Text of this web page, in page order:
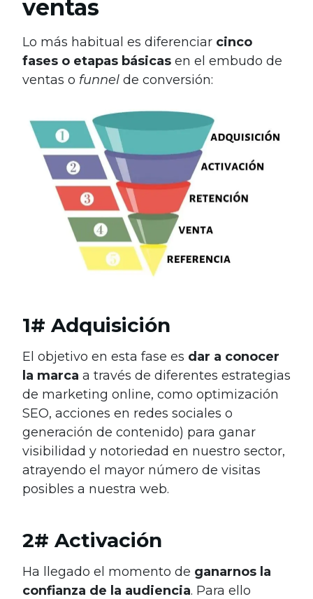
ventas
Lo más habitual es diferenciar cinco
fases o etapas básicas en el embudo de
ventas o funnel de conversión:
1# Adquisición
El objetivo en esta fase es dar a conocer
la marca a través de diferentes estrategias
de marketing online, como optimización
SEO, acciones en redes sociales o
generación de contenido) para ganar
visibilidad y notoriedad en nuestro sector,
atrayendo el mayor número de visitas
posibles a nuestra web.
2# Activación
Ha llegado el momento de ganarnos la
confianza de la audiencia. Para ello